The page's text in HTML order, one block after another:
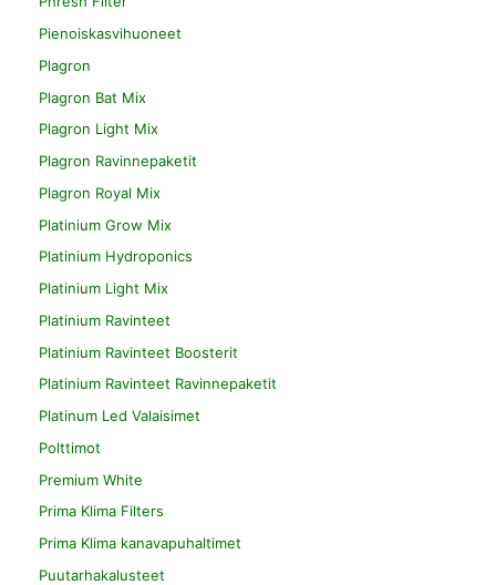
Pienoiskasvihuoneet
Plagron
Plagron Bat Mix
Plagron Light Mix
Plagron Ravinnepaketit
Plagron Royal Mix
Platinium Grow Mix
Platinium Hydroponics
Platinium Light Mix
Platinium Ravinteet
Platinium Ravinteet Boosterit
Platinium Ravinteet Ravinnepaketit
Platinum Led Valaisimet
Polttimot
Premium White
Prima Klima Filters
Prima Klima kanavapuhaltimet
Puutarhakalusteet